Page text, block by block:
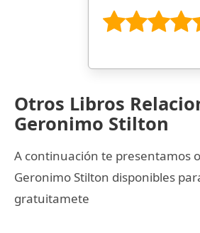
Otros Libros
Geronimo Stilton
A continuación te presentamos
Geronimo Stilton disponibles
gratuitamete